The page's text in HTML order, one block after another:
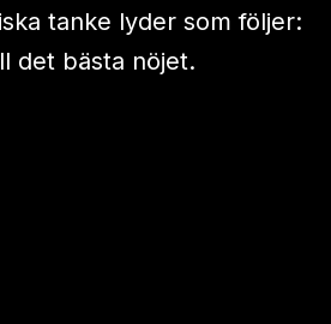
tanke lyder som följer:
det bästa nöjet.